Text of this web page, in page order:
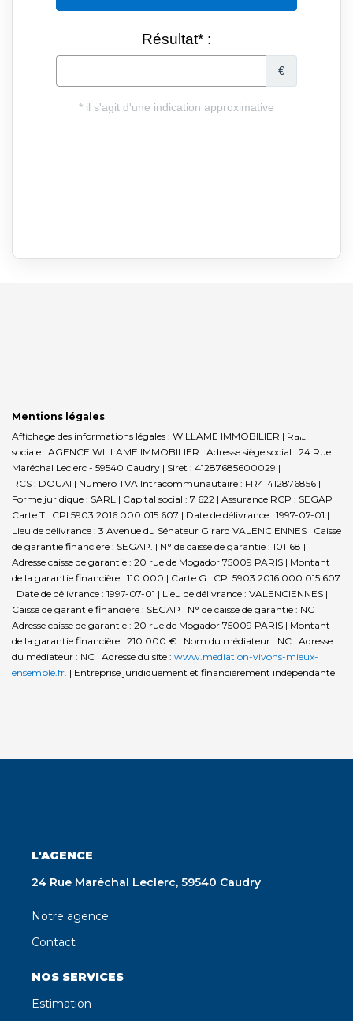
Mentions légales
Affichage des informations légales : WILLAME IMMOBILIER | Raison
sociale : AGENCE WILLAME IMMOBILIER | Adresse siège social : 24 Rue
Maréchal Leclerc - 59540 Caudry | Siret : 41287685600029 |
RCS : DOUAI | Numero TVA Intracommunautaire : FR41412876856 |
Forme juridique : SARL | Capital social : 7 622 | Assurance RCP : SEGAP |
Carte T : CPI 5903 2016 000 015 607 | Date de délivrance : 1997-07-01 |
Lieu de délivrance : 3 Avenue du Sénateur Girard VALENCIENNES | Caisse
de garantie financière : SEGAP. | N° de caisse de garantie : 101168 |
Adresse caisse de garantie : 20 rue de Mogador 75009 PARIS | Montant
de la garantie financière : 110 000 | Carte G : CPI 5903 2016 000 015 607
| Date de délivrance : 1997-07-01 | Lieu de délivrance : VALENCIENNES |
Caisse de garantie financière : SEGAP | N° de caisse de garantie : NC |
Adresse caisse de garantie : 20 rue de Mogador 75009 PARIS | Montant
de la garantie financière : 210 000 € | Nom du médiateur : NC | Adresse
du médiateur : NC | Adresse du site : www.mediation-vivons-mieux-
ensemble.fr. | Entreprise juridiquement et financièrement indépendante
L'AGENCE
24 Rue Maréchal Leclerc, 59540 Caudry
Notre agence
Contact
NOS SERVICES
Estimation